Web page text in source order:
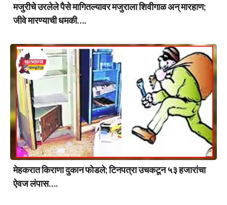
मजुरीचे उरलेले पैसे मागितल्यावर मजुराला शिवीगाळ अन् मारहाण;
जीवे मारण्याची धमकी….
मेहकरात किराणा दुकान फोडले; टिनपत्रा उचकटून ५३ हजारांचा
ऐवज लंपास….